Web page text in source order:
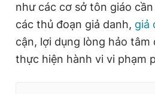
như các cơ sở tôn giáo
các thủ đoạn giả danh, giả
cận, lợi dụng lòng hảo tâm
thực hiện hành vi vi phạm